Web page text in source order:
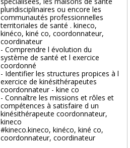
pluridisciplinaires ou encore les
communautés professionnelles
territoriales de santé . kineco,
kinéco, kiné co, coordonnateur,
coordinateur
- Comprendre l évolution du
système de santé et l exercice
coordonné
- Identifier les structures propices à l
exercice de kinésithérapeutes
coordonnateur - kine co
- Connaître les missions et rôles et
compétences à satisfaire d un
kinésithérapeute coordonnateur,
kineco
#kineco.kineco, kinéco, kiné co,
coordonnateur, coordinateur